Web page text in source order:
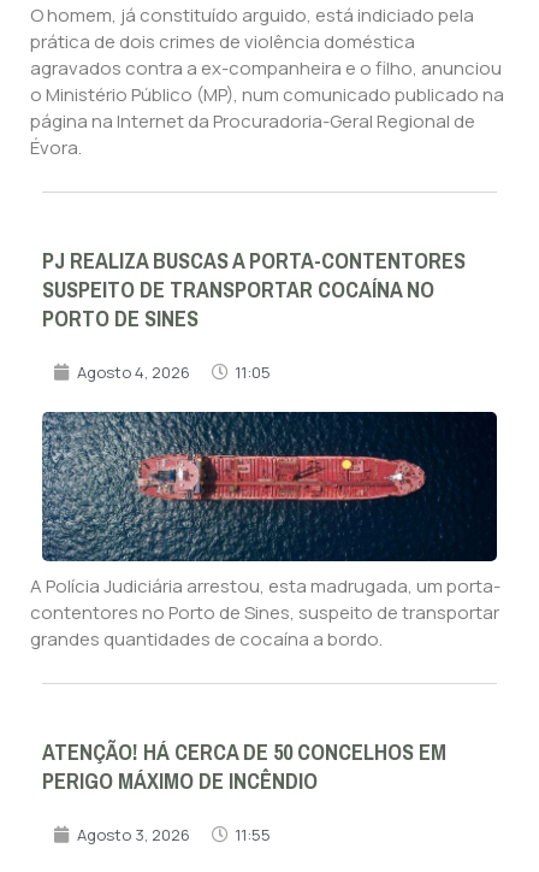
O homem, já constituído arguido, está indiciado pela
prática de dois crimes de violência doméstica
agravados contra a ex-companheira e o filho, anunciou
o Ministério Público (MP), num comunicado publicado na
página na Internet da Procuradoria-Geral Regional de
Évora.
PJ REALIZA BUSCAS A PORTA-CONTENTORES
SUSPEITO DE TRANSPORTAR COCAÍNA NO
PORTO DE SINES
Agosto 4, 2026 11:05
A Polícia Judiciária arrestou, esta madrugada, um porta-
contentores no Porto de Sines, suspeito de transportar
grandes quantidades de cocaína a bordo.
ATENÇÃO! HÁ CERCA DE 50 CONCELHOS EM
PERIGO MÁXIMO DE INCÊNDIO
Agosto 3, 2026 11:55